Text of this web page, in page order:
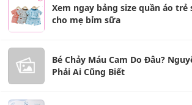
Xem ngay bảng size quần áo trẻ
cho mẹ bỉm sữa
Bé Chảy Máu Cam Do Đâu?
Phải Ai Cũng Biết